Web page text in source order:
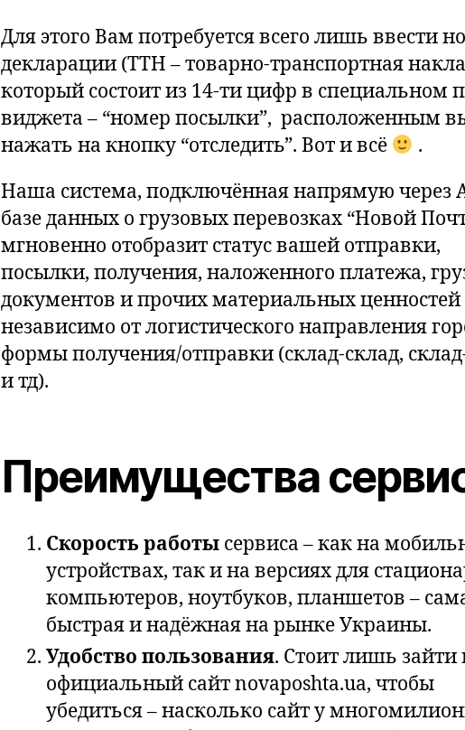
Для этого Вам потребуется всего лишь ввести
декларации (ТТН – товарно-транспортная
который состоит из 14-ти цифр в специальном
виджета – “номер посылки”, расположенным
нажать на кнопку “отследить”. Вот и всё
.
Наша система, подключённая напрямую через
базе данных о грузовых перевозках “Новой
мгновенно отобразит статус вашей отправки,
посылки, получения, наложенного платежа,
документов и прочих материальных ценностей
независимо от логистического направления
формы получения/отправки (склад-склад,
и тд).
Преимущества
Скорость работы сервиса – как на
устройствах, так и на версиях для
компьютеров, ноутбуков, планшетов –
быстрая и надёжная на рынке Украины.
Удобство пользования. Стоит лишь зайти
официальный сайт novaposhta.ua, чтобы
убедиться – насколько сайт у